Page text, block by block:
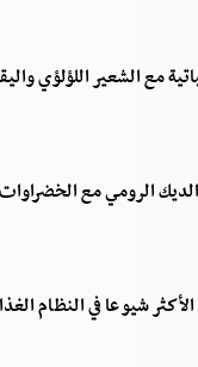
مع الشعير اللؤلؤي
الرومي مع الخضراوات
شيوعا في النظام